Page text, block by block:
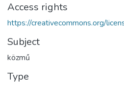
Access rights
https://creativecommons.org/
Subject
közmű
Type